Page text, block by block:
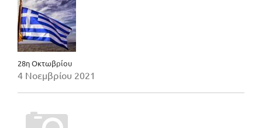
28η Οκτωβρίου
4 Νοεμβρίου 2021